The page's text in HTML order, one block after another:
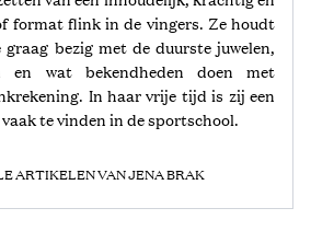
format flink in de vingers. Ze houdt
graag bezig met de duurste juwelen,
en wat bekendheden doen met
In haar vrije tijd is zij een
te vinden in de sportschool.
ARTIKELEN VAN JENA BRAK